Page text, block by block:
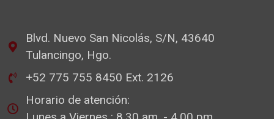
Blvd. Nuevo San Nicolás, S/N, 43640
Tulancingo, Hgo.
+52 775 755 8450 Ext. 2126
Horario de atención: